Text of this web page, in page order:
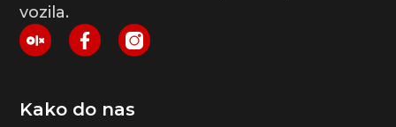
vozila.
Kako do nas